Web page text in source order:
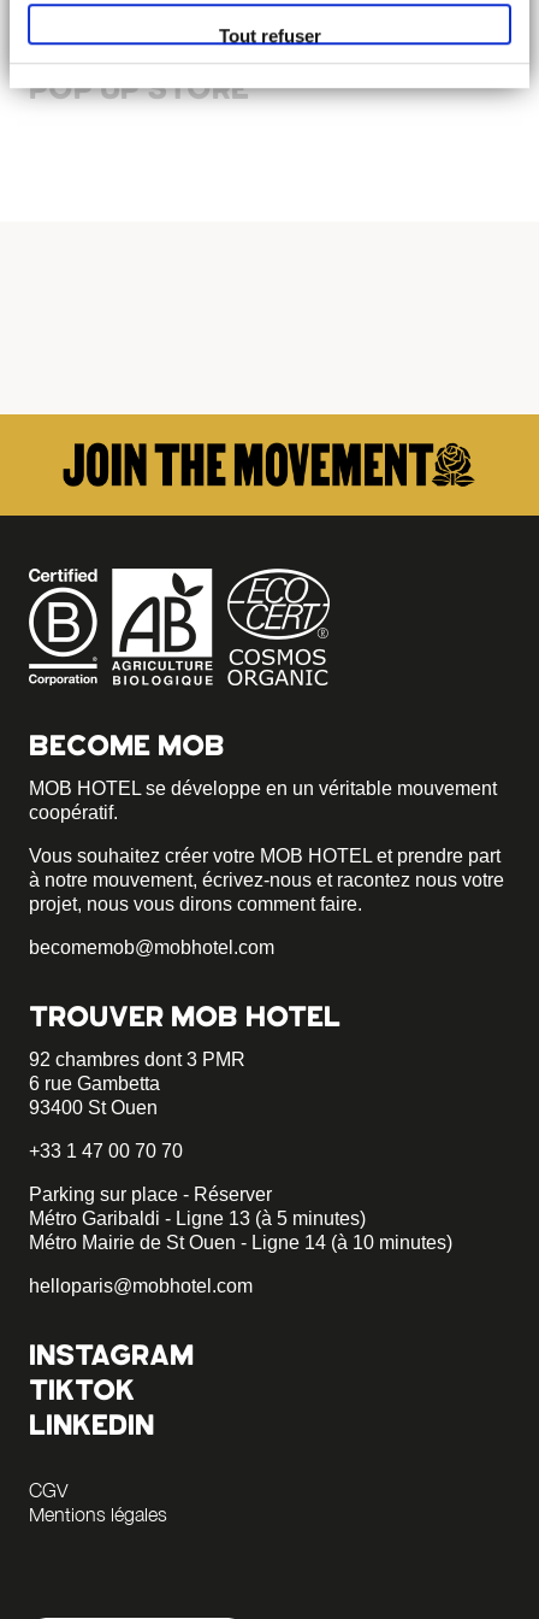
Tout refuser
BÉTON CIRÉ
4 - 17 SEPTEMBRE
POP UP STORE
BECOME MOB
MOB HOTEL se développe en un véritable mouvement
coopératif.
Vous souhaitez créer votre MOB HOTEL et prendre part
à notre mouvement, écrivez-nous et racontez nous votre
projet, nous vous dirons comment faire.
becomemob@mobhotel.com
TROUVER MOB HOTEL
92 chambres dont 3 PMR
6 rue Gambetta
93400 St Ouen
+33 1 47 00 70 70
Parking sur place - Réserver
Métro Garibaldi - Ligne 13 (à 5 minutes)
Métro Mairie de St Ouen - Ligne 14 (à 10 minutes)
helloparis@mobhotel.com
INSTAGRAM
TIKTOK
LINKEDIN
CGV
Mentions légales